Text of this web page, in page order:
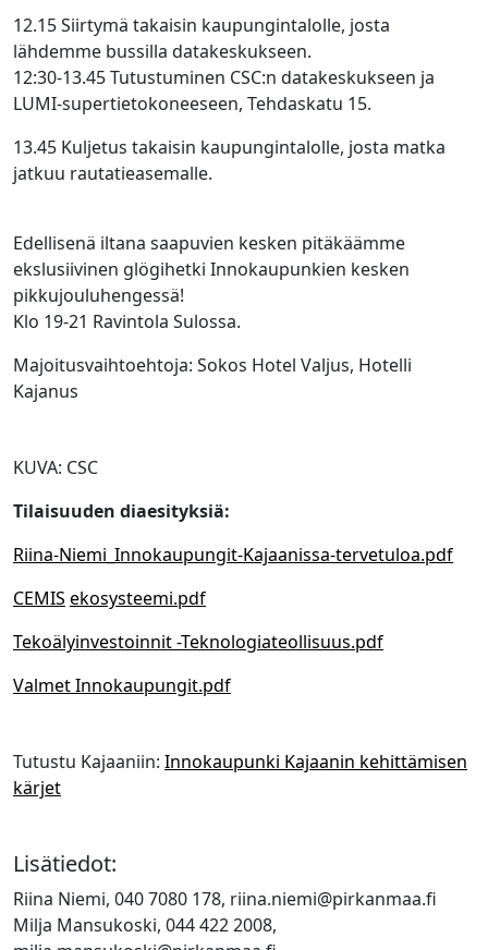
12.15 Siirtymä takaisin kaupungintalolle, josta
lähdemme bussilla datakeskukseen.
​12:30-13.45 Tutustuminen CSC:n datakeskukseen ja
LUMI-supertietokoneeseen, Tehdaskatu 15​.
13.45 Kuljetus takaisin kaupungintalolle, josta matka
jatkuu rautatieasemalle.​
Edellisenä iltana saapuvien kesken pitäkäämme
ekslusiivinen glögihetki Innokaupunkien kesken
pikkujouluhengessä!​
Klo 19-21 Ravintola Sulossa.
Majoitusvaihtoehtoja: Sokos Hotel Valjus, Hotelli
Kajanus​
KUVA: CSC
Tilaisuuden diaesityksiä:
Riina-Niemi_Innokaupungit-Kajaanissa-tervetuloa.pdf
CEMIS ekosysteemi.pdf
Tekoälyinvestoinnit -Teknologiateollisuus.pdf
Valmet Innokaupungit.pdf
Tutustu Kajaaniin: Innokaupunki Kajaanin kehittämisen
kärjet
Lisätiedot:
Riina Niemi, 040 7080 178, riina.niemi@pirkanmaa.fi
Milja Mansukoski, 044 422 2008,